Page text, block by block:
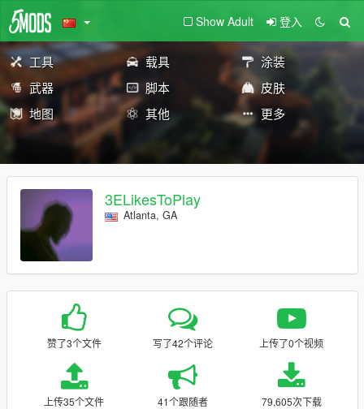
Show Adult 登入
工具 载具
涂装
武器
脚本
皮肤
地图
其他 更多
3ELikesToPlay
Atlanta, GA
赞了3个文件 写了42个评论 上传了0个视频
上传35个文件 41个跟随者 79,605次下载